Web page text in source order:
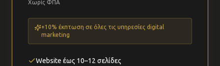
Χωρίς ΦΠΑ
+10% έκπτωση σε όλες τις υπηρεσίες digital
marketing
Website έως 10–12 σελίδες